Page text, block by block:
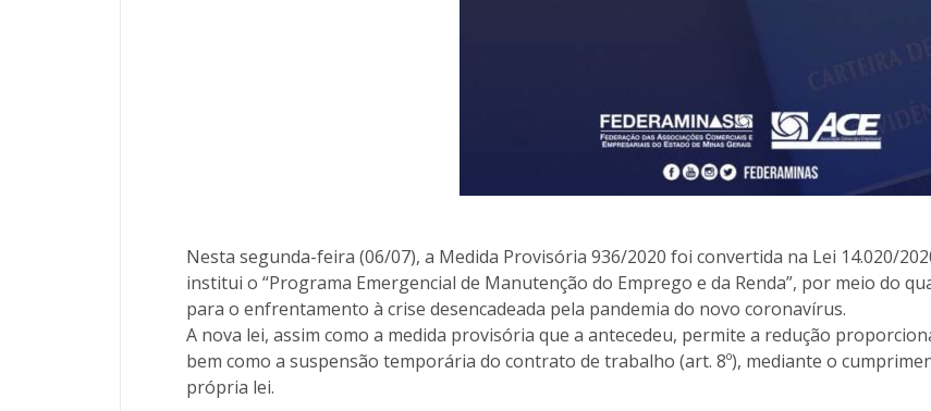
Nesta segunda-feira (06/07), a Medida Provisória 936/2020 foi convertida na Lei 14.020/
institui o “Programa Emergencial de Manutenção do Emprego e da Renda”, por meio do
para o enfrentamento à crise desencadeada pela pandemia do novo coronavírus.
A nova lei, assim como a medida provisória que a antecedeu, permite a redução
bem como a suspensão temporária do contrato de trabalho (art. 8º), mediante o
própria lei.